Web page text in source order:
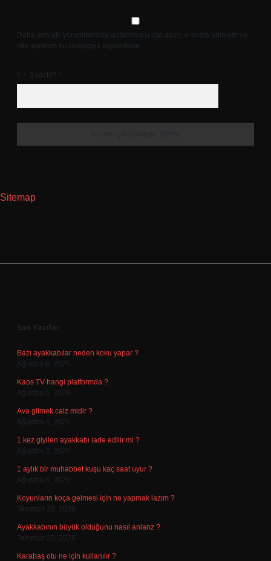
Daha sonraki yorumlarımda kullanılması için adım, e-posta adresim ve
site adresim bu tarayıcıya kaydedilsin.
5 + 3 kaçtır? *
Sitemap
Son Yazılar
Bazı ayakkabılar neden koku yapar ?
Ağustos 6, 2026
Kaos TV hangi platformda ?
Ağustos 5, 2026
Ava gitmek caiz midir ?
Ağustos 4, 2026
1 kez giyilen ayakkabı iade edilir mi ?
Ağustos 3, 2026
1 aylık bir muhabbet kuşu kaç saat uyur ?
Ağustos 3, 2026
Koyunların koça gelmesi için ne yapmak lazım ?
Temmuz 26, 2026
Ayakkabının büyük olduğunu nasıl anlarız ?
Temmuz 25, 2026
Karabaş otu ne için kullanılır ?